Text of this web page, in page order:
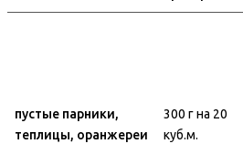
пустые парники,
теплицы, оранжереи
300 г на 20
куб.м.